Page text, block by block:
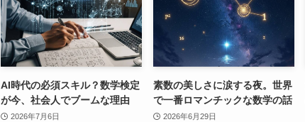
AI時代の必須スキル？数学検定
が今、社会人でブームな理由
2026年7月6日
素数の美しさに涙する夜。世界
で一番ロマンチックな数学の話
2026年6月29日